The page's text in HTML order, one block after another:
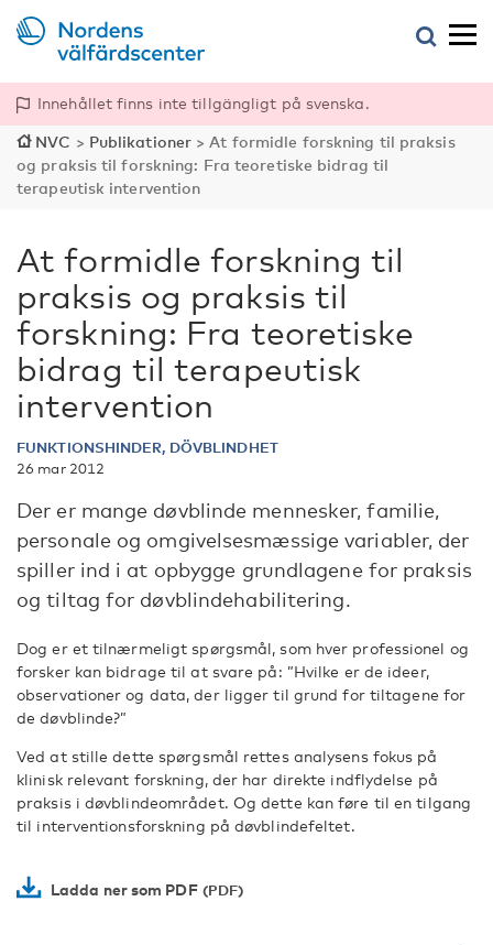
Innehållet finns inte tillgängligt på svenska.
NVC > Publikationer >At formidle forskning til praksis
og praksis til forskning: Fra teoretiske bidrag til
terapeutisk intervention
At formidle forskning til
praksis og praksis til
forskning: Fra teoretiske
bidrag til terapeutisk
intervention
FUNKTIONSHINDER, DÖVBLINDHET
26 mar 2012
Der er mange døvblinde mennesker, familie,
personale og omgivelsesmæssige variabler, der
spiller ind i at opbygge grundlagene for praksis
og tiltag for døvblindehabilitering.
Dog er et tilnærmeligt spørgsmål, som hver professionel og
forsker kan bidrage til at svare på: ”Hvilke er de ideer,
observationer og data, der ligger til grund for tiltagene for
de døvblinde?”
Ved at stille dette spørgsmål rettes analysens fokus på
klinisk relevant forskning, der har direkte indflydelse på
praksis i døvblindeområdet. Og dette kan føre til en tilgang
til interventionsforskning på døvblindefeltet.
Ladda ner som PDF